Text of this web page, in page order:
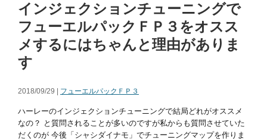
インジェクションチューニングで
フューエルパックＦＰ３をオスス
メするにはちゃんと理由がありま
す
2018/09/29 | フューエルパックＦＰ３
ハーレーのインジェクションチューニングで結局どれがオススメ
なの？ と質問されることが多いのですが私からも質問させていた
だくのが 今後「シャシダイナモ」でチューニングマップを作りま